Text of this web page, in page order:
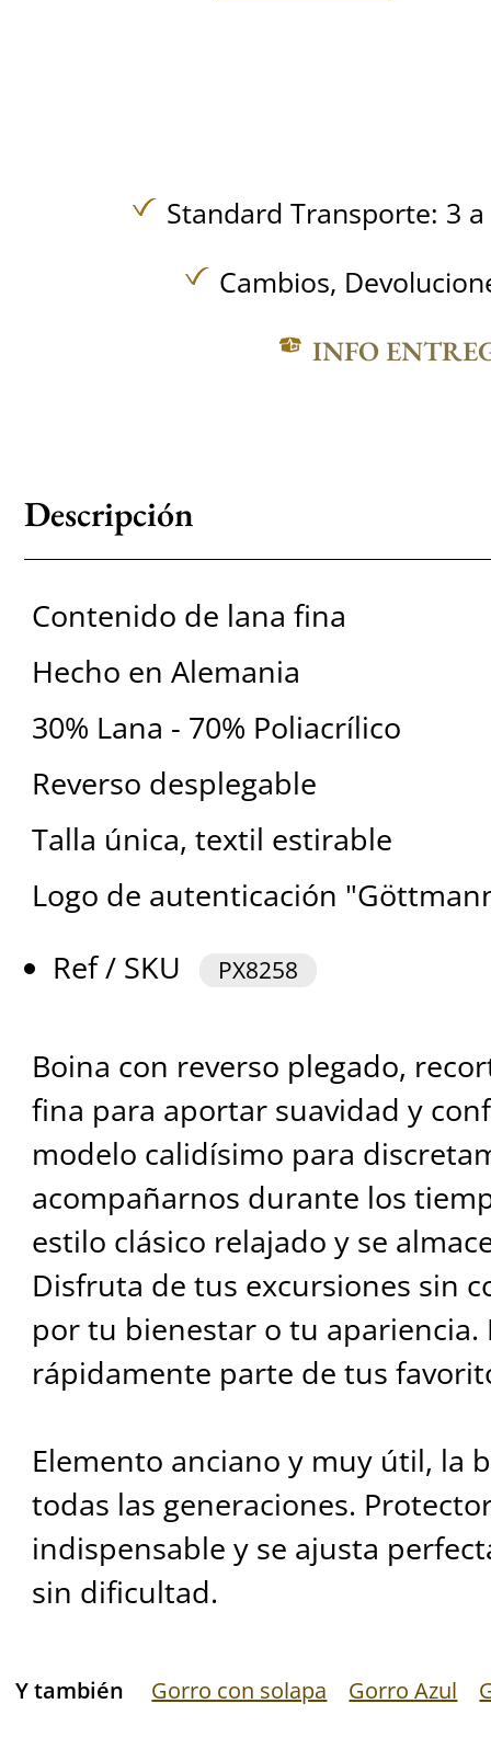
Standard Transporte: 3
Cambios,
INFO
Descripción
Contenido de lana fina
Hecho en Alemania
30% Lana - 70% Poliacrílico
Reverso desplegable
Talla única, textil estirable
Logo de autenticación
Ref / SKU
PX8258
Boina con reverso plegado,
fina para aportar suavidad y
modelo calidísimo para
acompañarnos durante los
estilo clásico relajado y se
Disfruta de tus excursiones sin
por tu bienestar o tu apariencia.
rápidamente parte de tus
Elemento anciano y muy útil, la
todas las generaciones.
indispensable y se ajusta
sin dificultad.
Y también Gorro con solapa Gorro Azul